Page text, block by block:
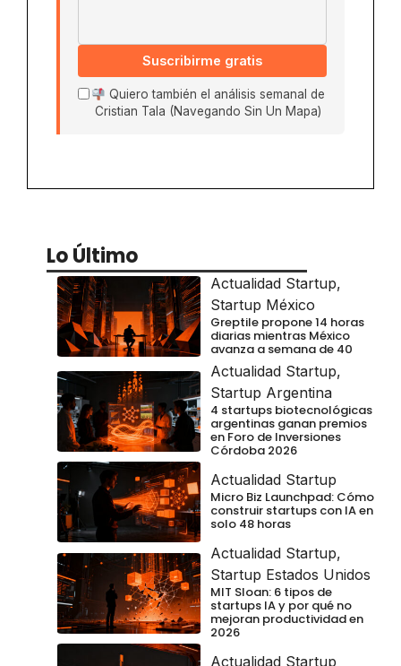
Suscribirme gratis
Quiero también el análisis semanal de
Cristian Tala (Navegando Sin Un Mapa)
Lo Último
Actualidad Startup,
Startup México
Greptile propone 14 horas
diarias mientras México
avanza a semana de 40
Actualidad Startup,
Startup Argentina
4 startups biotecnológicas
argentinas ganan premios
en Foro de Inversiones
Córdoba 2026
Actualidad Startup
Micro Biz Launchpad: Cómo
construir startups con IA en
solo 48 horas
Actualidad Startup,
Startup Estados Unidos
MIT Sloan: 6 tipos de
startups IA y por qué no
mejoran productividad en
2026
Actualidad Startup